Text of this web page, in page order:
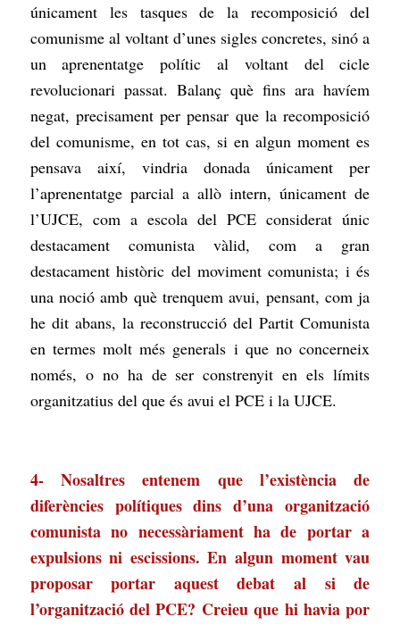
únicament les tasques de la recomposició del
comunisme al voltant d’unes sigles concretes, sinó a
un aprenentatge polític al voltant del cicle
revolucionari passat. Balanç què fins ara havíem
negat, precisament per pensar que la recomposició
del comunisme, en tot cas, si en algun moment es
pensava així, vindria donada únicament per
l’aprenentatge parcial a allò intern, únicament de
l’UJCE, com a escola del PCE considerat únic
destacament comunista vàlid, com a gran
destacament històric del moviment comunista; i és
una noció amb què trenquem avui, pensant, com ja
he dit abans, la reconstrucció del Partit Comunista
en termes molt més generals i que no concerneix
només, o no ha de ser constrenyit en els límits
organitzatius del que és avui el PCE i la UJCE.
4- Nosaltres entenem que l’existència de
diferències polítiques dins d’una organització
comunista no necessàriament ha de portar a
expulsions ni escissions. En algun moment vau
proposar portar aquest debat al si de
l’organització del PCE? Creieu que hi havia por